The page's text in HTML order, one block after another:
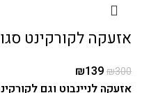
אזעקה לקורקינט סגוואי
₪300
₪139